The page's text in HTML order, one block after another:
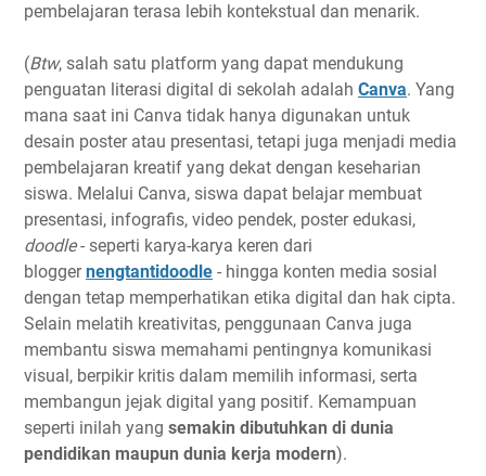
pembelajaran terasa lebih kontekstual dan menarik.
(Btw, salah satu platform yang dapat mendukung
penguatan literasi digital di sekolah adalah Canva. Yang
mana saat ini Canva tidak hanya digunakan untuk
desain poster atau presentasi, tetapi juga menjadi media
pembelajaran kreatif yang dekat dengan keseharian
siswa. Melalui Canva, siswa dapat belajar membuat
presentasi, infografis, video pendek, poster edukasi,
doodle- seperti karya-karya keren dari
bloggernengtantidoodle - hingga konten media sosial
dengan tetap memperhatikan etika digital dan hak cipta.
Selain melatih kreativitas, penggunaan Canva juga
membantu siswa memahami pentingnya komunikasi
visual, berpikir kritis dalam memilih informasi, serta
membangun jejak digital yang positif. Kemampuan
seperti inilah yang semakin dibutuhkan di dunia
pendidikan maupun dunia kerja modern).